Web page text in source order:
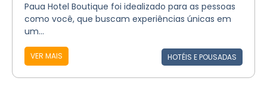
Paua Hotel Boutique foi idealizado para as pessoas
como você, que buscam experiências únicas em
um...
VER MAIS HOTÉIS E POUSADAS